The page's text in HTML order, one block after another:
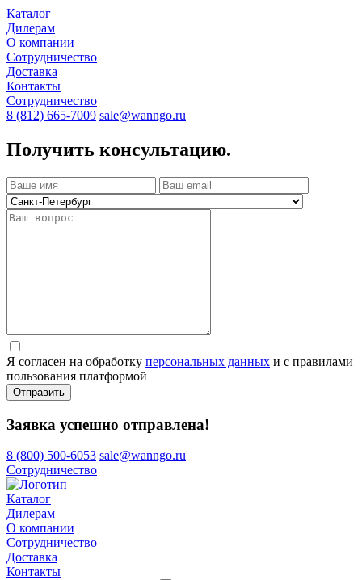
Каталог
Дилерам
О компании
Сотрудничество
Доставка
Контакты
Сотрудничество
8 (812) 665-7009 sale@wanngo.ru
Получить консультацию.
Я согласен на обработку персональных данных и с правилами
пользования платформой
Отправить
Заявка успешно отправлена!
8 (800) 500-6053 sale@wanngo.ru
Сотрудничество
Каталог
Дилерам
О компании
Сотрудничество
Доставка
Контакты